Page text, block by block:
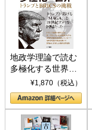
地政学理論で読む
多極化する世界：
トランプとBRICS
の挑戦
¥1,870（税込）